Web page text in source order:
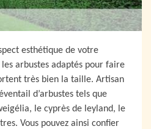
esthétique de votre
arbustes adaptés pour faire
très bien la taille. Artisan
d’arbustes tels que
le cyprès de leyland, le
Vous pouvez ainsi confier